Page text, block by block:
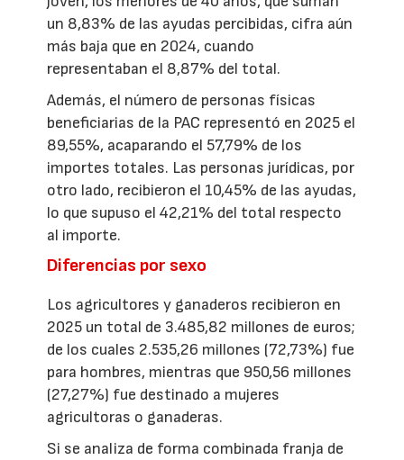
un 8,83% de las ayudas percibidas, cifra aún
más baja que en 2024, cuando
representaban el 8,87% del total.
Además, el número de personas físicas
beneficiarias de la PAC representó en 2025 el
89,55%, acaparando el 57,79% de los
importes totales. Las personas jurídicas, por
otro lado, recibieron el 10,45% de las ayudas,
lo que supuso el 42,21% del total respecto
al importe.
Diferencias por sexo
Los agricultores y ganaderos recibieron en
2025 un total de 3.485,82 millones de euros;
de los cuales 2.535,26 millones (72,73%) fue
para hombres, mientras que 950,56 millones
(27,27%) fue destinado a mujeres
agricultoras o ganaderas.
Si se analiza de forma combinada franja de